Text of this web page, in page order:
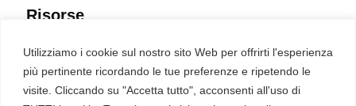
Utilizziamo i cookie sul nostro sito Web per offrirti l'esperienza
più pertinente ricordando le tue preferenze e ripetendo le
visite. Cliccando su "Accetta tutto", acconsenti all'uso di
Risorse
Eventi
Fumetto Cyber
Newsletter
Servizi